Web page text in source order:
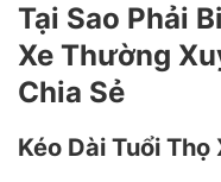
Tại Sao Phải
Xe Thường
Chia Sẻ
Kéo Dài Tuổi Thọ